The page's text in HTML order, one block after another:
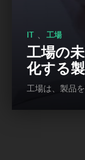
工場
工場の
化する
工場は、製品